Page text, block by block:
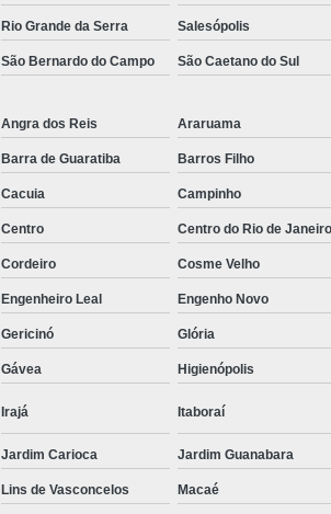
Rack para Servidor
Rack Servidor Refrigerado
Rack Data
Rack Data Center
Rack Metálico de Data
Rack Metálico
Rack Servidor Data
Régua de 8
Régua de Energia 8
Régua de Tomadas
Régua de Tomadas 32
Régua de Tomadas para
Rio Grande da Serra Salesópolis
São Bernardo do Campo São Caetano do Sul
Angra dos Reis Araruama
Barra de Guaratiba Barros Filho
Cacuia Campinho
Centro Centro do Rio de Janeiro
Cordeiro Cosme Velho
Engenheiro Leal Engenho Novo
Gericinó Glória
Gávea Higienópolis
Irajá Itaboraí
Jardim Carioca Jardim Guanabara
Lins de Vasconcelos Macaé